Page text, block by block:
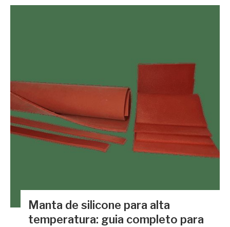
Manta de silicone para alta
temperatura: guia completo para